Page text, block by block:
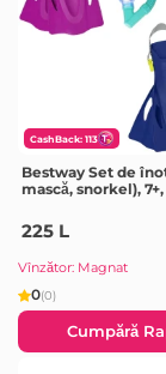
CashBack: 113
Bestway Set de
mască, snorkel),
225 L
Vînzător: Magnat
0(0)
Cumpără